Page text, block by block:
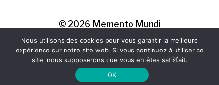
© 2026 Memento Mundi
Nous utilisons des cookies pour vous garantir la meilleure
expérience sur notre site web. Si vous continuez à utiliser ce
site, nous supposerons que vous en êtes satisfait.
OK